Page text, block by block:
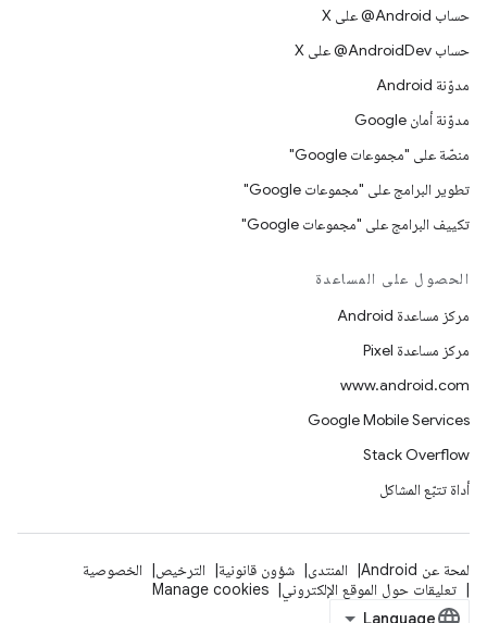
حساب ‎@Android على X
حساب ‎@AndroidDev على X
مدوّنة Android
مدوّنة أمان Google
منصّة على "مجموعات Google"
تطوير البرامج على "مجموعات Google"
تكييف البرامج على "مجموعات Google"
الحصول على المساعدة
مركز مساعدة Android
مركز مساعدة Pixel
www.android.com
Google Mobile Services
Stack Overflow
أداة تتبّع المشاكل
لمحة عن Android المنتدى شؤون قانونية الترخيص
الخصوصية
تعليقات حول الموقع الإلكتروني
Manage cookies